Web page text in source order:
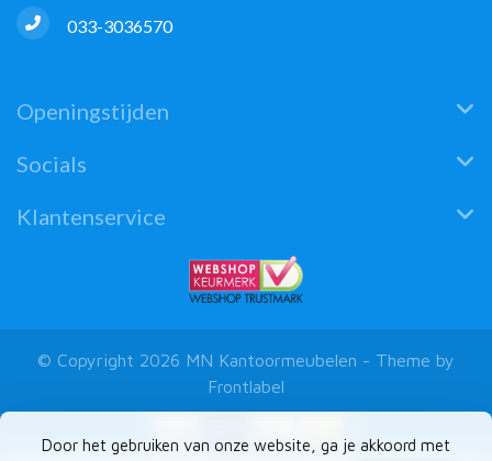
Door het gebruiken van onze website, ga je akkoord met
033-3036570
Openingstijden
Socials
Klantenservice
© Copyright 2026 MN Kantoormeubelen - Theme by
Frontlabel